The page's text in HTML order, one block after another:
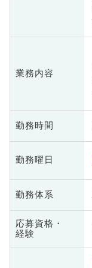
業務内容
勤務時間
勤務曜日
勤務体系
応募資格・
経験